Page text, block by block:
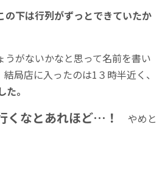
の下は行列がずっとできていたか
がないかなと思って名前を書い
局店に入ったのは1３時半近く、
。
くなとあれほど…！
やめと